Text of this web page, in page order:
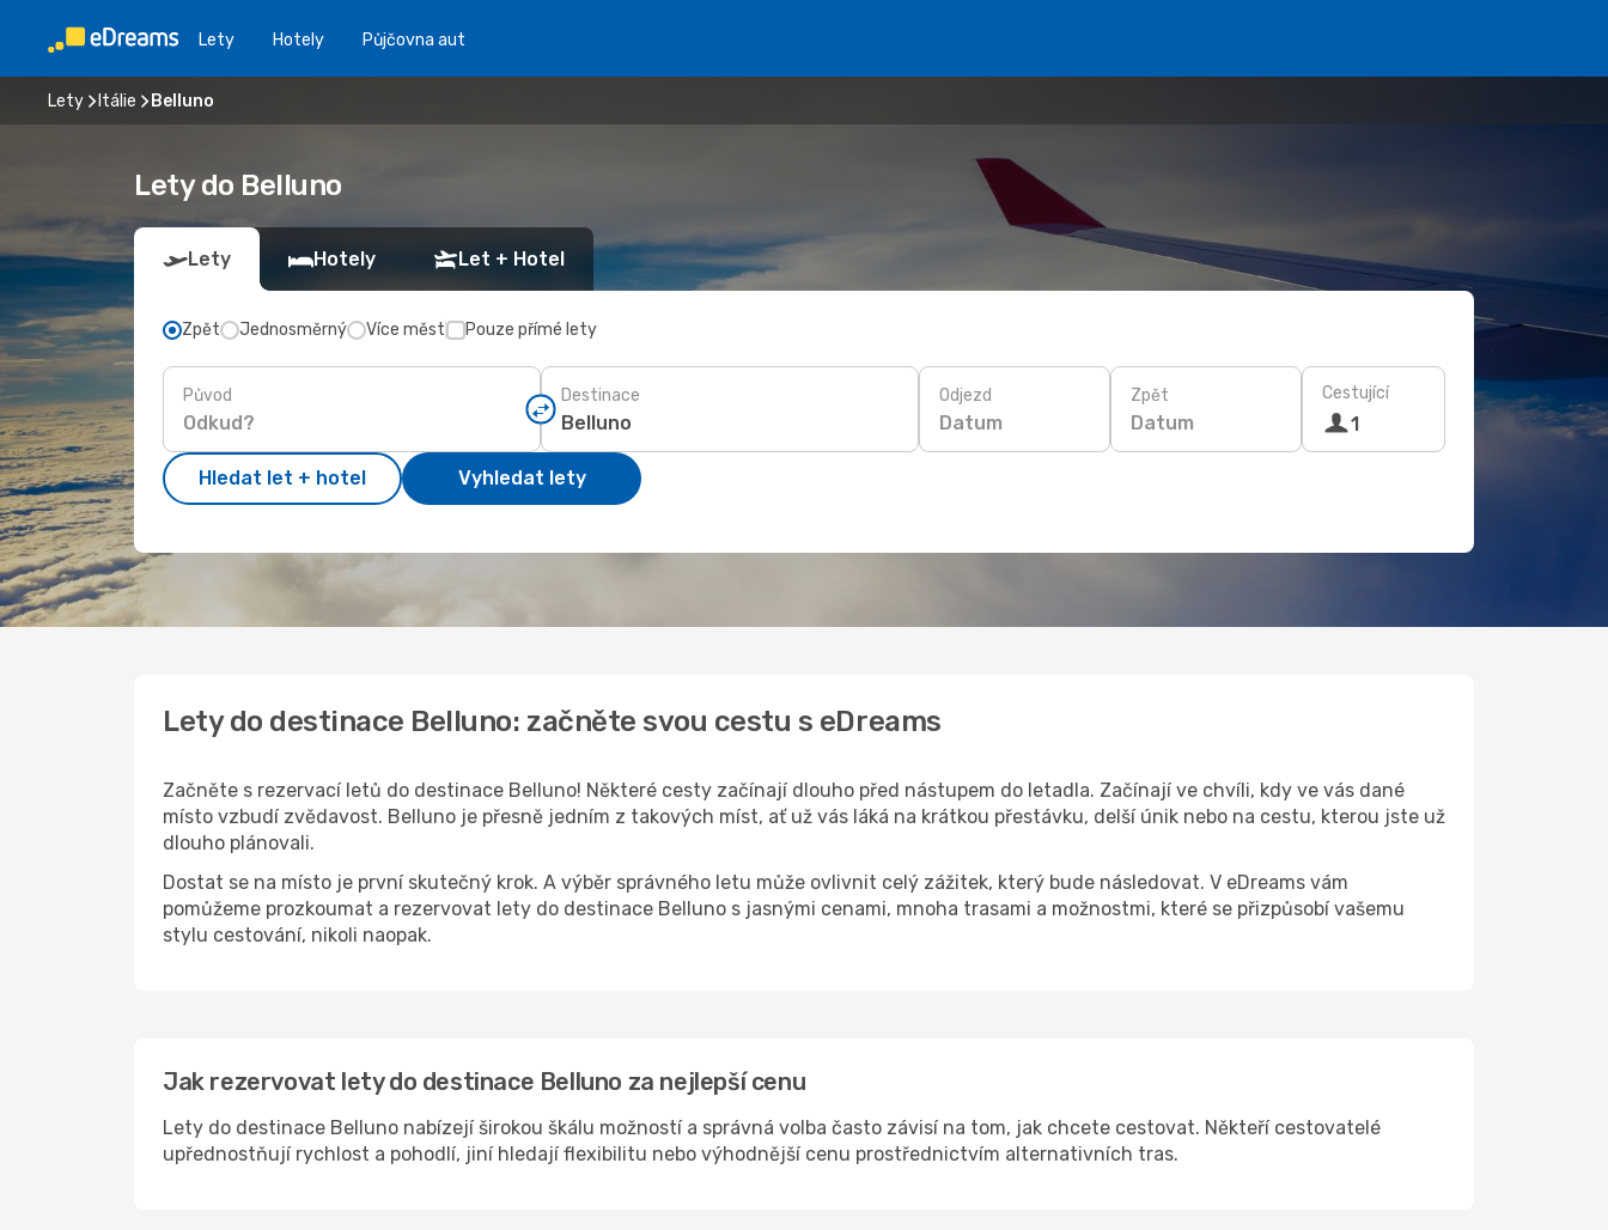
Lety Hotely Půjčovna aut
Lety Itálie Belluno
Lety do Belluno
Lety Hotely Let + Hotel
Zpět Jednosměrný Více měst Pouze přímé lety
Původ Destinace Odjezd
Datum
Zpět
Datum
Cestující
1
Hledat let + hotel Vyhledat lety
Lety do destinace Belluno: začněte svou cestu s eDreams
Začněte s rezervací letů do destinace Belluno! Některé cesty začínají dlouho před nástupem do letadla. Začínají ve chvíli, kdy ve vás dané
místo vzbudí zvědavost. Belluno je přesně jedním z takových míst, ať už vás láká na krátkou přestávku, delší únik nebo na cestu, kterou jste už
dlouho plánovali.
Dostat se na místo je první skutečný krok. A výběr správného letu může ovlivnit celý zážitek, který bude následovat. V eDreams vám
pomůžeme prozkoumat a rezervovat lety do destinace Belluno s jasnými cenami, mnoha trasami a možnostmi, které se přizpůsobí vašemu
stylu cestování, nikoli naopak.
Jak rezervovat lety do destinace Belluno za nejlepší cenu
Lety do destinace Belluno nabízejí širokou škálu možností a správná volba často závisí na tom, jak chcete cestovat. Někteří cestovatelé
upřednostňují rychlost a pohodlí, jiní hledají flexibilitu nebo výhodnější cenu prostřednictvím alternativních tras.